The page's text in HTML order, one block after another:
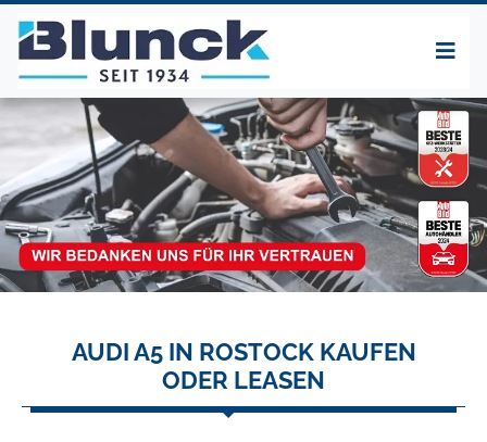
AUDI A5 IN ROSTOCK KAUFEN
ODER LEASEN